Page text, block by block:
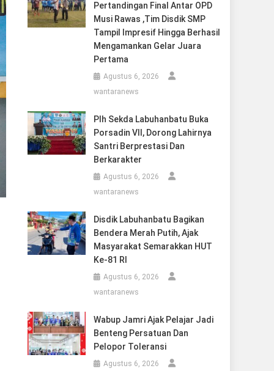
Pertandingan Final Antar OPD
Musi Rawas ,Tim Disdik SMP
Tampil Impresif Hingga Berhasil
Mengamankan Gelar Juara
Pertama
Agustus 6, 2026
wantaranews
Plh Sekda Labuhanbatu Buka
Porsadin VII, Dorong Lahirnya
Santri Berprestasi Dan
Berkarakter
Agustus 6, 2026
wantaranews
Disdik Labuhanbatu Bagikan
Bendera Merah Putih, Ajak
Masyarakat Semarakkan HUT
Ke-81 RI
Agustus 6, 2026
wantaranews
Wabup Jamri Ajak Pelajar Jadi
Benteng Persatuan Dan
Pelopor Toleransi
Agustus 6, 2026